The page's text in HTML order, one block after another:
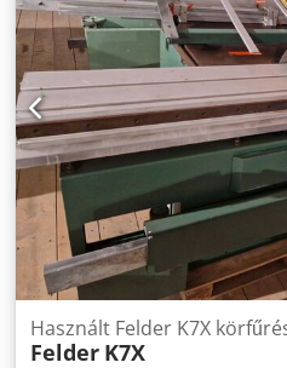
Használt Felder K7X
Felder K7X